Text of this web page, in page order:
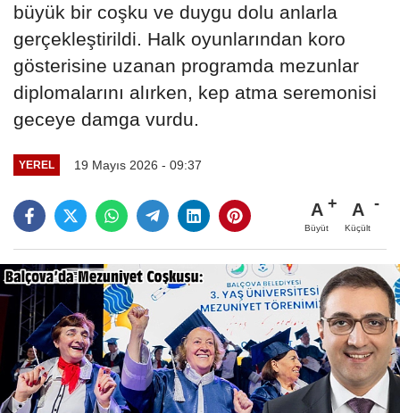
büyük bir coşku ve duygu dolu anlarla
gerçekleştirildi. Halk oyunlarından koro
gösterisine uzanan programda mezunlar
diplomalarını alırken, kep atma seremonisi
geceye damga vurdu.
YEREL 19 Mayıs 2026 - 09:37
A
Büyüt
A
Küçült